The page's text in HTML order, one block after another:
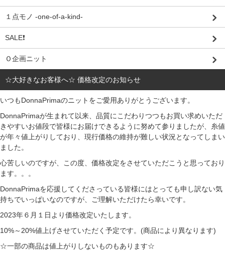
１点モノ -one-of-a-kind-
SALE❗
Ｏ企画ニット
☆大好きなお客様へ☆ 価格改定のお知らせ
いつもDonnaPrimaのニットをご愛用ありがとうございます。
DonnaPrimaが生まれて以来、品質にこだわりつつもお買い求めいただ
きやすいお値段で皆様にお届けできるように努めて参りましたが、糸値
が年々値上がりしており、現行価格の維持が難しい状況となってしまい
ました。
心苦しいのですが、この度、価格改定をさせていただこうと思っており
ます。。。
DonnaPrimaを応援してくださっている皆様にはとっても申し訳ない気
持ちでいっぱいなのですが、ご理解いただけたら幸いです。
2023年６月１日より価格改定いたします。
10%～20%値上げさせていただく予定です。(商品により異なります)
☆一部の商品は値上がりしないものもあります☆